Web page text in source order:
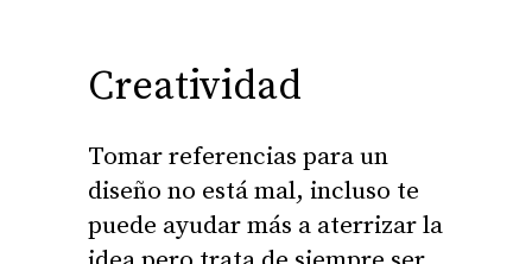
Creatividad
Tomar referencias para un
diseño no está mal, incluso te
puede ayudar más a aterrizar la